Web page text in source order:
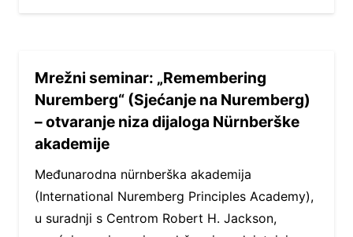
Mrežni seminar: „Remembering
Nuremberg“ (Sjećanje na Nuremberg)
– otvaranje niza dijaloga Nürnberške
akademije
Međunarodna nürnberška akademija
(International Nuremberg Principles Academy),
u suradnji s Centrom Robert H. Jackson,